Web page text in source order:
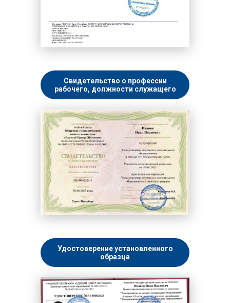
Свидетельство о профессии
рабочего, должности служащего
Удостоверение установленного
образца